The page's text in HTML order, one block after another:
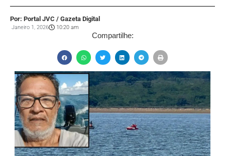
Por: Portal JVC / Gazeta Digital
Janeiro 1, 2026 10:20 am
Compartilhe: